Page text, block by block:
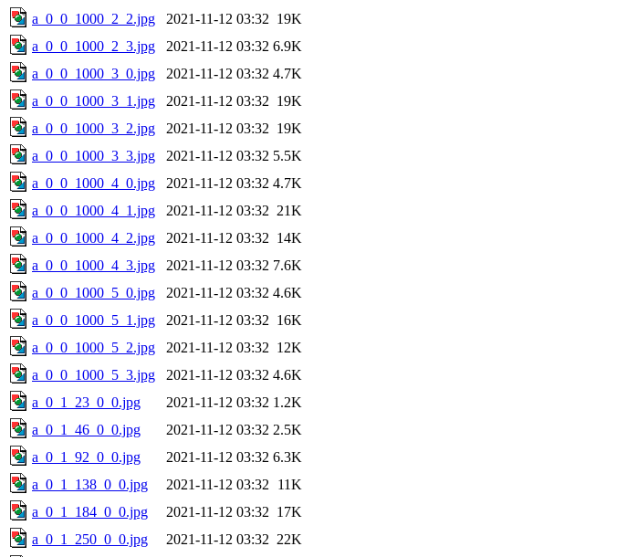
a_0_0_1000_2_2.jpg
2021-11-12 03:32 19K
a_0_0_1000_2_3.jpg
2021-11-12 03:32 6.9K
a_0_0_1000_3_0.jpg
2021-11-12 03:32 4.7K
a_0_0_1000_3_1.jpg
2021-11-12 03:32 19K
a_0_0_1000_3_2.jpg
2021-11-12 03:32 19K
a_0_0_1000_3_3.jpg
2021-11-12 03:32 5.5K
a_0_0_1000_4_0.jpg
2021-11-12 03:32 4.7K
a_0_0_1000_4_1.jpg
2021-11-12 03:32 21K
a_0_0_1000_4_2.jpg
2021-11-12 03:32 14K
a_0_0_1000_4_3.jpg
2021-11-12 03:32 7.6K
a_0_0_1000_5_0.jpg
2021-11-12 03:32 4.6K
a_0_0_1000_5_1.jpg
2021-11-12 03:32 16K
a_0_0_1000_5_2.jpg
2021-11-12 03:32 12K
a_0_0_1000_5_3.jpg
2021-11-12 03:32 4.6K
a_0_1_23_0_0.jpg
2021-11-12 03:32 1.2K
a_0_1_46_0_0.jpg
2021-11-12 03:32 2.5K
a_0_1_92_0_0.jpg
2021-11-12 03:32 6.3K
a_0_1_138_0_0.jpg
2021-11-12 03:32
11K
a_0_1_184_0_0.jpg
2021-11-12 03:32 17K
a_0_1_250_0_0.jpg
2021-11-12 03:32 22K